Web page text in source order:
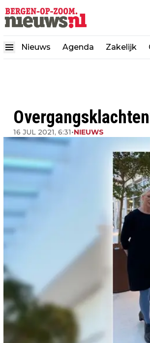
Nieuws Agenda Zakelijk
16 JUL 2021, 6:31•NIEUWS